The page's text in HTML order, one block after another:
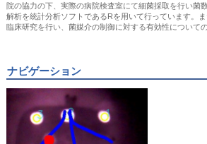
院の協力の下、実際の病院検査室にて細菌採取を行い菌
解析を統計分析ソフトであるRを用いて行っています。
臨床研究を行い、菌媒介の制御に対する有効性について
ナビゲーション